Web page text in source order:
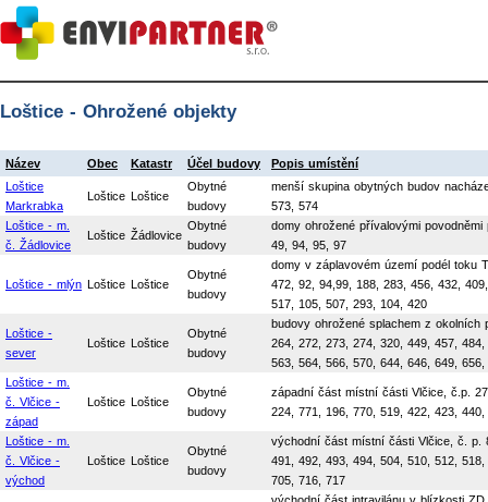
Loštice - Ohrožené objekty
Název Obec Katastr Účel budovy
Popis umístění
Loštice
Markrabka
Loštice Loštice
Obytné
budovy
menší skupina obytných budov
573, 574
Loštice - m.
č. Žádlovice
Loštice Žádlovice
Obytné
budovy
domy ohrožené přívalovými
49, 94, 95, 97
Loštice - mlýn Loštice Loštice
Obytné
budovy
domy v záplavovém území podél toku
472, 92, 94,99, 188, 283, 456, 432,
517, 105, 507, 293, 104, 420
Loštice -
sever
Loštice Loštice
Obytné
budovy
budovy ohrožené splachem z
264, 272, 273, 274, 320, 449, 457,
563, 564, 566, 570, 644, 646, 649, 656,
Loštice - m.
č. Vlčice -
západ
Loštice Loštice
Obytné
budovy
západní část místní části Vlčice, č.p.
224, 771, 196, 770, 519, 422, 423,
Loštice - m.
č. Vlčice -
východ
Loštice Loštice
Obytné
budovy
východní část místní části Vlčice, č. p.
491, 492, 493, 494, 504, 510, 512,
705, 716, 717